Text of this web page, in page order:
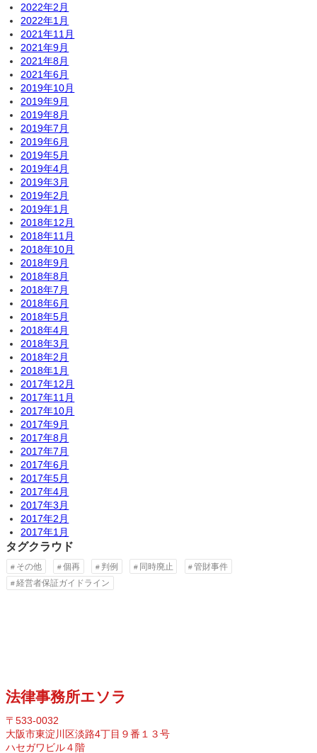
2022年2月
2022年1月
2021年11月
2021年9月
2021年8月
2021年6月
2019年10月
2019年9月
2019年8月
2019年7月
2019年6月
2019年5月
2019年4月
2019年3月
2019年2月
2019年1月
2018年12月
2018年11月
2018年10月
2018年9月
2018年8月
2018年7月
2018年6月
2018年5月
2018年4月
2018年3月
2018年2月
2018年1月
2017年12月
2017年11月
2017年10月
2017年9月
2017年8月
2017年7月
2017年6月
2017年5月
2017年4月
2017年3月
2017年2月
2017年1月
タグクラウド
その他 個再 判例 同時廃止
管財事件
経営者保証ガイドライン
法律事務所エソラ
〒533-0032
大阪市東淀川区淡路4丁目９番１３号
ハセガワビル４階